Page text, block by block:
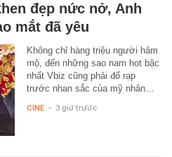
đẹp nức nở, Anh
mắt đã yêu
Không chỉ hàng triệu người hâm
mộ, đến những sao nam hot bậc
nhất Vbiz cũng phải đổ rạp
trước nhan sắc của mỹ nhân…
CINE - 3 giờ trước